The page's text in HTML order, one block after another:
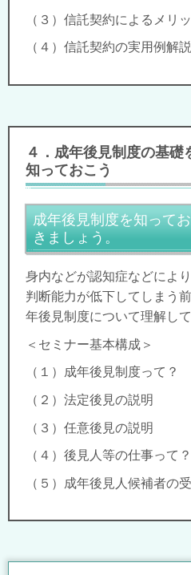
（３）信託契約によるメリ
（４）信託契約の実用例解説
４．成年後見制度の基礎
知っておこう
成年後見制度を知ってお
きましょう。
身内などが認知症などにより
判断能力が低下してしまう
年後見制度について理解し
＜セミナー基本構成＞
（１）成年後見制度って？
（２）法定後見の説明
（３）任意後見の説明
（４）後見人等の仕事って？
（５）成年後見人候補者の